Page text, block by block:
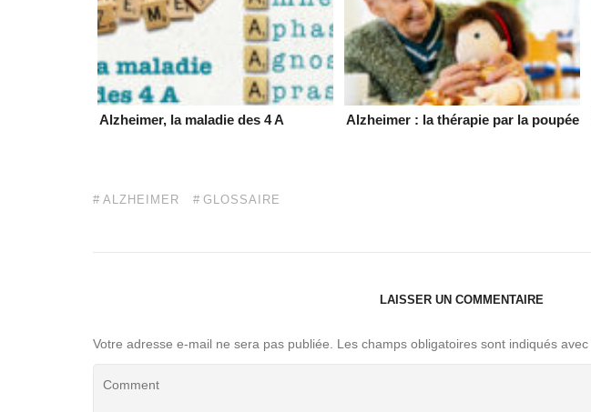
Alzheimer, la maladie des 4 A Alzheimer : la thérapie par la poupée
ALZHEIMER GLOSSAIRE
LAISSER UN COMMENTAIRE
Votre adresse e-mail ne sera pas publiée. Les champs obligatoires sont indiqués avec